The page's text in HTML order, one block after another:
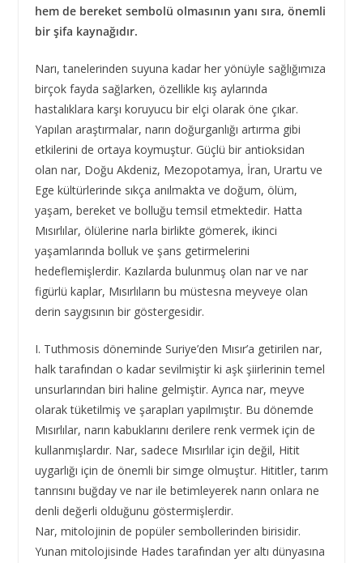
hem de bereket sembolü olmasının yanı sıra, önemli
bir şifa kaynağıdır.
Narı, tanelerinden suyuna kadar her yönüyle sağlığımıza
birçok fayda sağlarken, özellikle kış aylarında
hastalıklara karşı koruyucu bir elçi olarak öne çıkar.
Yapılan araştırmalar, narın doğurganlığı artırma gibi
etkilerini de ortaya koymuştur. Güçlü bir antioksidan
olan nar, Doğu Akdeniz, Mezopotamya, İran, Urartu ve
Ege kültürlerinde sıkça anılmakta ve doğum, ölüm,
yaşam, bereket ve bolluğu temsil etmektedir. Hatta
Mısırlılar, ölülerine narla birlikte gömerek, ikinci
yaşamlarında bolluk ve şans getirmelerini
hedeflemişlerdir. Kazılarda bulunmuş olan nar ve nar
figürlü kaplar, Mısırlıların bu müstesna meyveye olan
derin saygısının bir göstergesidir.
I. Tuthmosis döneminde Suriye’den Mısır’a getirilen nar,
halk tarafından o kadar sevilmiştir ki aşk şiirlerinin temel
unsurlarından biri haline gelmiştir. Ayrıca nar, meyve
olarak tüketilmiş ve şarapları yapılmıştır. Bu dönemde
Mısırlılar, narın kabuklarını derilere renk vermek için de
kullanmışlardır. Nar, sadece Mısırlılar için değil, Hitit
uygarlığı için de önemli bir simge olmuştur. Hititler, tarım
tanrısını buğday ve nar ile betimleyerek narın onlara ne
denli değerli olduğunu göstermişlerdir.
Nar, mitolojinin de popüler sembollerinden birisidir.
Yunan mitolojisinde Hades tarafından yer altı dünyasına